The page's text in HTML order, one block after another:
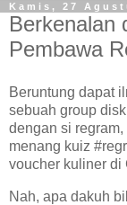
Kamis, 27
Berkenalan
Pembawa
Beruntung dapat
sebuah group
dengan si
menang kuiz
voucher kuliner di
Nah, apa dakuh